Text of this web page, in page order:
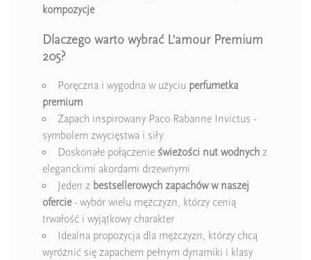
kompozycje
Dlaczego warto wybrać L’amour Premium
205?
Poręczna i wygodna w użyciu perfumetka
premium
Zapach inspirowany Paco Rabanne Invictus -
symbolem zwycięstwa i siły
Doskonałe połączenie świeżości nut wodnych z
eleganckimi akordami drzewnymi
Jeden z bestsellerowych zapachów w naszej
ofercie- wybór wielu mężczyzn, którzy cenią
trwałość i wyjątkowy charakter
Idealna propozycja dla mężczyzn, którzy chcą
wyróżnić się zapachem pełnym dynamiki i klasy